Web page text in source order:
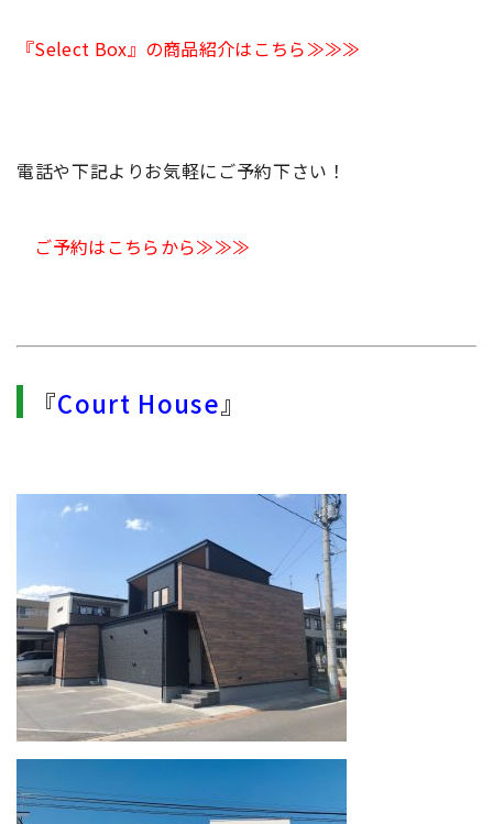
『Select Box』の商品紹介はこちら≫≫≫
電話や下記よりお気軽にご予約下さい！
ご予約はこちらから≫≫≫
『Court House』